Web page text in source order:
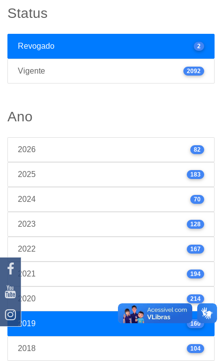
Status
Revogado 2
Vigente 2092
Ano
2026 82
2025 183
2024 70
2023 128
2022 167
2021 194
2020 214
2019 160
2018 104